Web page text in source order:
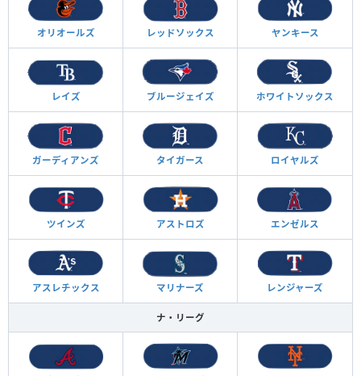
オリオールズ レッドソックス ヤンキース
レイズ ブルージェイズ ホワイトソックス
ガーディアンズ タイガース ロイヤルズ
ツインズ アストロズ エンゼルス
アスレチックス マリナーズ レンジャーズ
ナ・リーグ